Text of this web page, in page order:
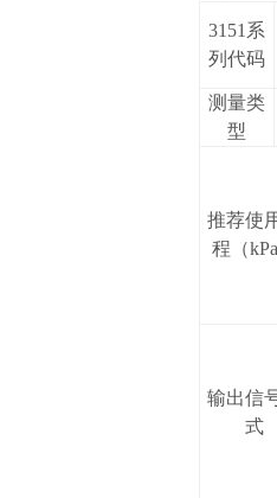
3151 系
列代码
测量类
型
推荐使
程（
输出信
式